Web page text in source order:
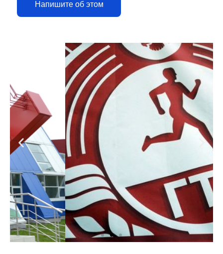
Напишите об этом